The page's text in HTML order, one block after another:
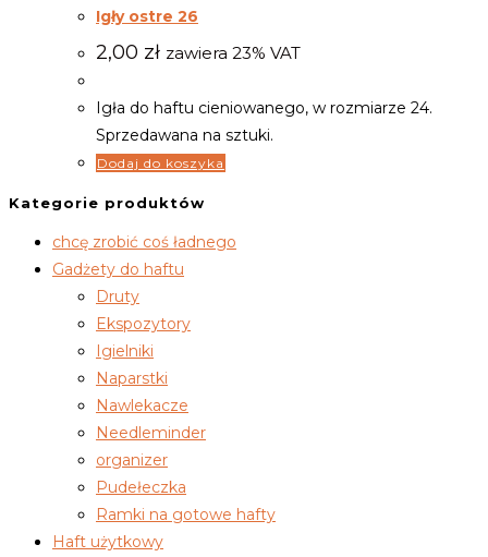
Igły ostre 26
2,00 zł zawiera 23% VAT
Igła do haftu cieniowanego, w rozmiarze 24.
Sprzedawana na sztuki.
Dodaj do koszyka
Kategorie produktów
chcę zrobić coś ładnego
Gadżety do haftu
Druty
Ekspozytory
Igielniki
Naparstki
Nawlekacze
Needleminder
organizer
Pudełeczka
Ramki na gotowe hafty
Haft użytkowy